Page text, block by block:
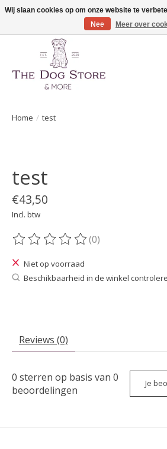
De speciaalzaak in hondenartikelen en meer!
Home / test
test
€43,50
Incl. btw
De beoordeling van dit product is
(0)
Niet op voorraad
Beschikbaarheid in de winkel
Reviews (0)
0 sterren op basis van 0
beoordelingen
Je
Wij slaan cookies op om onze website te
Nee
Meer over